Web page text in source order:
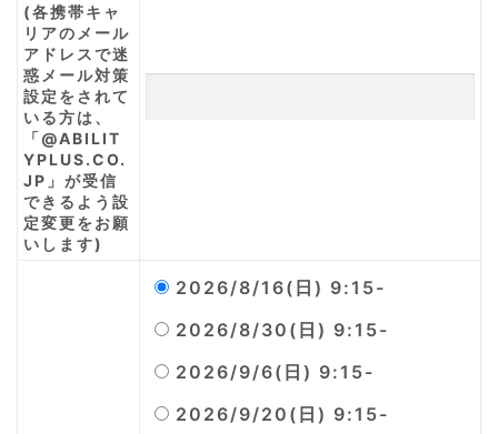
(各携帯キャ
リアのメール
アドレスで迷
惑メール対策
設定をされて
いる方は、
「@ABILIT
YPLUS.CO.
JP」が受信
できるよう設
定変更をお願
いします)
2026/8/16(日) 9:15-
2026/8/30(日) 9:15-
2026/9/6(日) 9:15-
2026/9/20(日) 9:15-